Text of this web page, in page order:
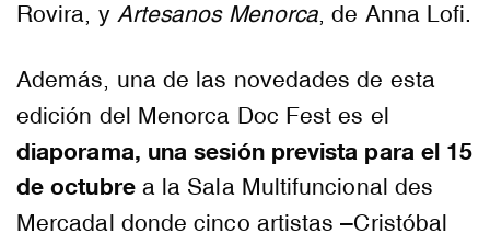
Rovira, y Artesanos Menorca, de Anna Lofi.
Además, una de las novedades de esta
edición del Menorca Doc Fest es el
diaporama, una sesión prevista para el 15
de octubrea la Sala Multifuncional des
Mercadal donde cinco artistas –Cristóbal